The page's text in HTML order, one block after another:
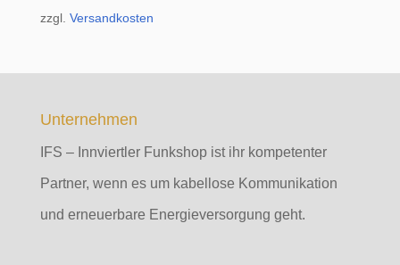
zzgl. Versandkosten
Unternehmen
IFS – Innviertler Funkshop ist ihr kompetenter
Partner, wenn es um kabellose Kommunikation
und erneuerbare Energieversorgung geht.